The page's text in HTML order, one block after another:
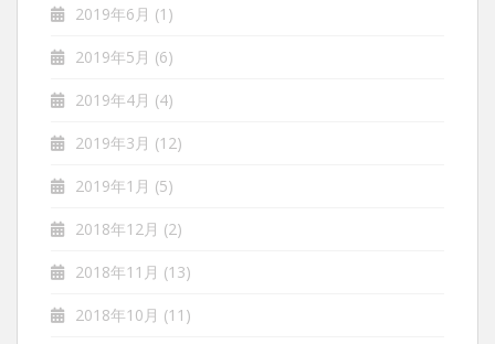
2019年6月 (1)
2019年5月 (6)
2019年4月 (4)
2019年3月 (12)
2019年1月 (5)
2018年12月 (2)
2018年11月 (13)
2018年10月 (11)